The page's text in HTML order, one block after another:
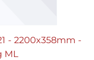
- 2200x358mm -
ML